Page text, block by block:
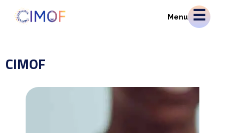
Menu
CIMOF